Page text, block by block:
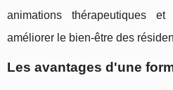
animations thérapeutiques et
améliorer le bien-être des
Les avantages d'une